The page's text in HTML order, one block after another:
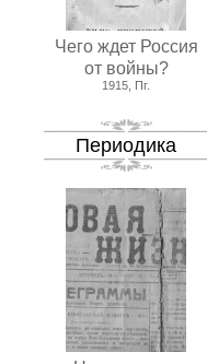
Чего ждет Россия
от войны?
1915, Пг.
Периодика